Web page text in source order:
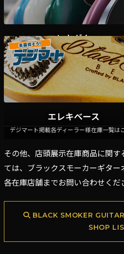
エレキギター
デジマート掲載各ディーラー様在庫一覧は
エレキベース
デジマート掲載各ディーラー様在庫一覧は
その他、店頭展示在庫商品に関
ては、ブラックスモーカーギタ
各在庫店舗までお問い合わせくだ
BLACK SMOKER
SHOP